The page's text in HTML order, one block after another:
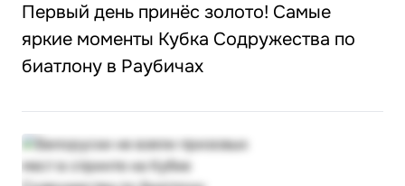
Первый день принёс золото! Самые
яркие моменты Кубка Содружества по
биатлону в Раубичах